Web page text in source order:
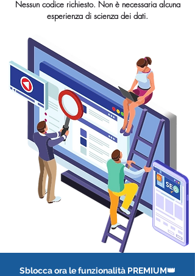
Nessun codice richiesto. Non è necessaria alcuna
esperienza di scienza dei dati.
Sblocca ora le funzionalità PREMIUM👑